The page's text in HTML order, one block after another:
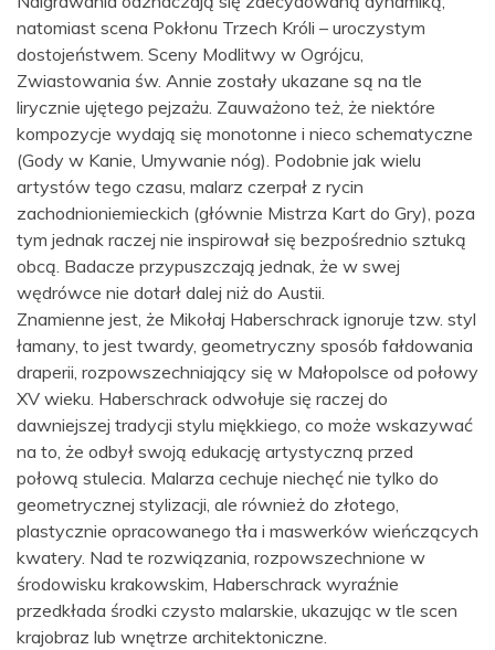
natomiast scena Pokłonu Trzech Króli – uroczystym
dostojeństwem. Sceny Modlitwy w Ogrójcu,
Zwiastowania św. Annie zostały ukazane są na tle
lirycznie ujętego pejzażu. Zauważono też, że niektóre
kompozycje wydają się monotonne i nieco schematyczne
(Gody w Kanie, Umywanie nóg). Podobnie jak wielu
artystów tego czasu, malarz czerpał z rycin
zachodnioniemieckich (głównie Mistrza Kart do Gry), poza
tym jednak raczej nie inspirował się bezpośrednio sztuką
obcą. Badacze przypuszczają jednak, że w swej
wędrówce nie dotarł dalej niż do Austii.
Znamienne jest, że Mikołaj Haberschrack ignoruje tzw. styl
łamany, to jest twardy, geometryczny sposób fałdowania
draperii, rozpowszechniający się w Małopolsce od połowy
XV wieku. Haberschrack odwołuje się raczej do
dawniejszej tradycji stylu miękkiego, co może wskazywać
na to, że odbył swoją edukację artystyczną przed
połową stulecia. Malarza cechuje niechęć nie tylko do
geometrycznej stylizacji, ale również do złotego,
plastycznie opracowanego tła i maswerków wieńczących
kwatery. Nad te rozwiązania, rozpowszechnione w
środowisku krakowskim, Haberschrack wyraźnie
przedkłada środki czysto malarskie, ukazując w tle scen
krajobraz lub wnętrze architektoniczne.